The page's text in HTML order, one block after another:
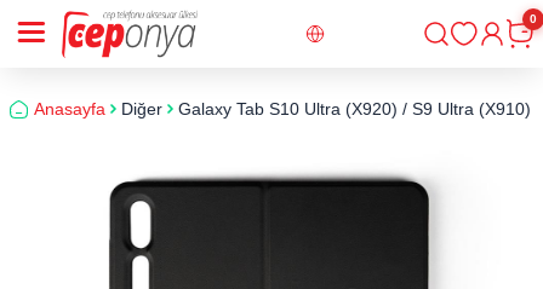
Giriş
0
Anasayfa Diğer Galaxy Tab S10 Ultra (X920) / S9 Ultra (X910) /